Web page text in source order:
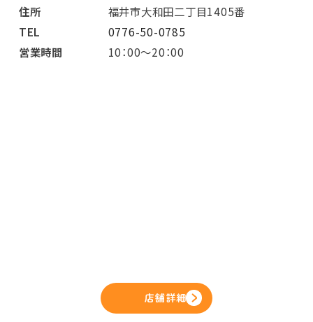
住所
福井市大和田二丁目1405番
TEL
0776-50-0785
営業時間
10：00～20：00
店舗詳細